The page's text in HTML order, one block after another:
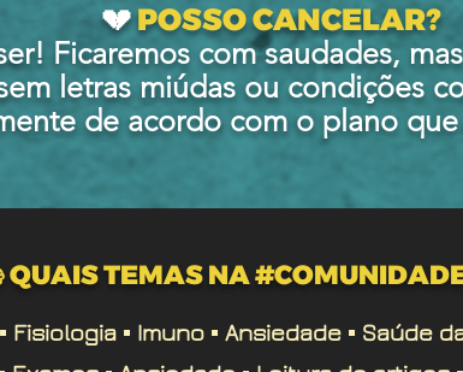
💔POSSO CANCELAR?
Ficaremos com saudades,
letras miúdas ou condições
de acordo com o plano
QUAIS TEMAS NA
Fisiologia ▪︎ Imuno ▪︎ Ansiedade ▪︎ Saúde